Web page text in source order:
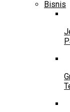
Bisnis